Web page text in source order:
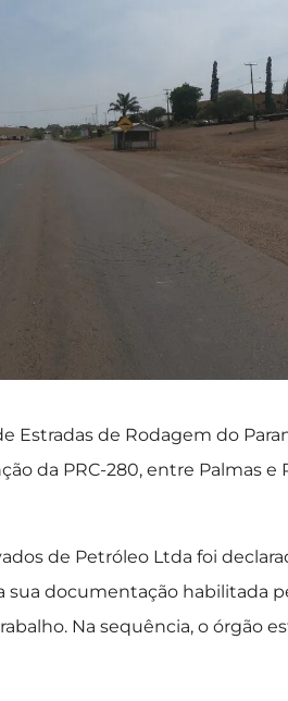
de Rodagem do
da PRC-280, entre Palmas e
de Petróleo Ltda foi
documentação habilitada
Na sequência, o órgão